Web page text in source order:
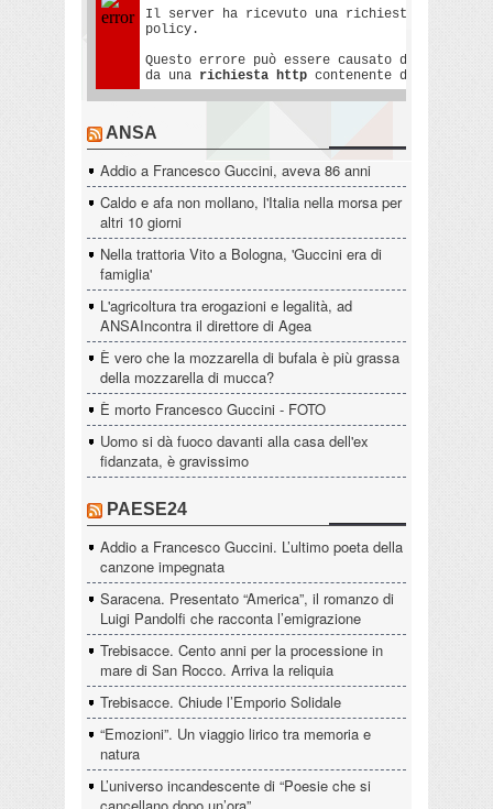
ANSA
Addio a Francesco Guccini, aveva 86 anni
Caldo e afa non mollano, l'Italia nella morsa per
altri 10 giorni
Nella trattoria Vito a Bologna, 'Guccini era di
famiglia'
L'agricoltura tra erogazioni e legalità, ad
ANSAIncontra il direttore di Agea
È vero che la mozzarella di bufala è più grassa
della mozzarella di mucca?
È morto Francesco Guccini - FOTO
Uomo si dà fuoco davanti alla casa dell'ex
fidanzata, è gravissimo
PAESE24
Addio a Francesco Guccini. L’ultimo poeta della
canzone impegnata
Saracena. Presentato “America”, il romanzo di
Luigi Pandolfi che racconta l’emigrazione
Trebisacce. Cento anni per la processione in
mare di San Rocco. Arriva la reliquia
Trebisacce. Chiude l’Emporio Solidale
“Emozioni”. Un viaggio lirico tra memoria e
natura
L’universo incandescente di “Poesie che si